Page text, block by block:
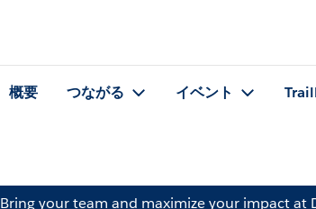
概要 つながる イベント
Bring your team and maximize your impact at